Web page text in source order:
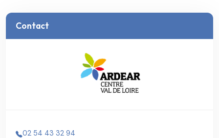
Contact
02 54 43 32 94